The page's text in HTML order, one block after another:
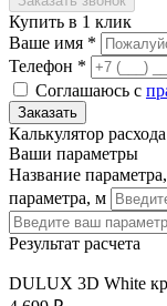
Купить в 1 клик
Ваше имя *
Телефон *
Соглашаюсь с
Калькулятор
Ваши параметры
Название
параметра, м
Результат расчета
DULUX 3D White